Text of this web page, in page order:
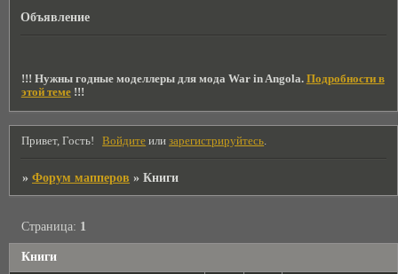
Объявление
!!! Нужны годные моделлеры для мода War in Angola. Подробности в
этой теме!!!
Привет, Гость! Войдите илизарегистрируйтесь.
»Форум мапперов »Книги
Книги
Страница: 1